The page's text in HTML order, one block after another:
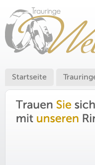
Startseite